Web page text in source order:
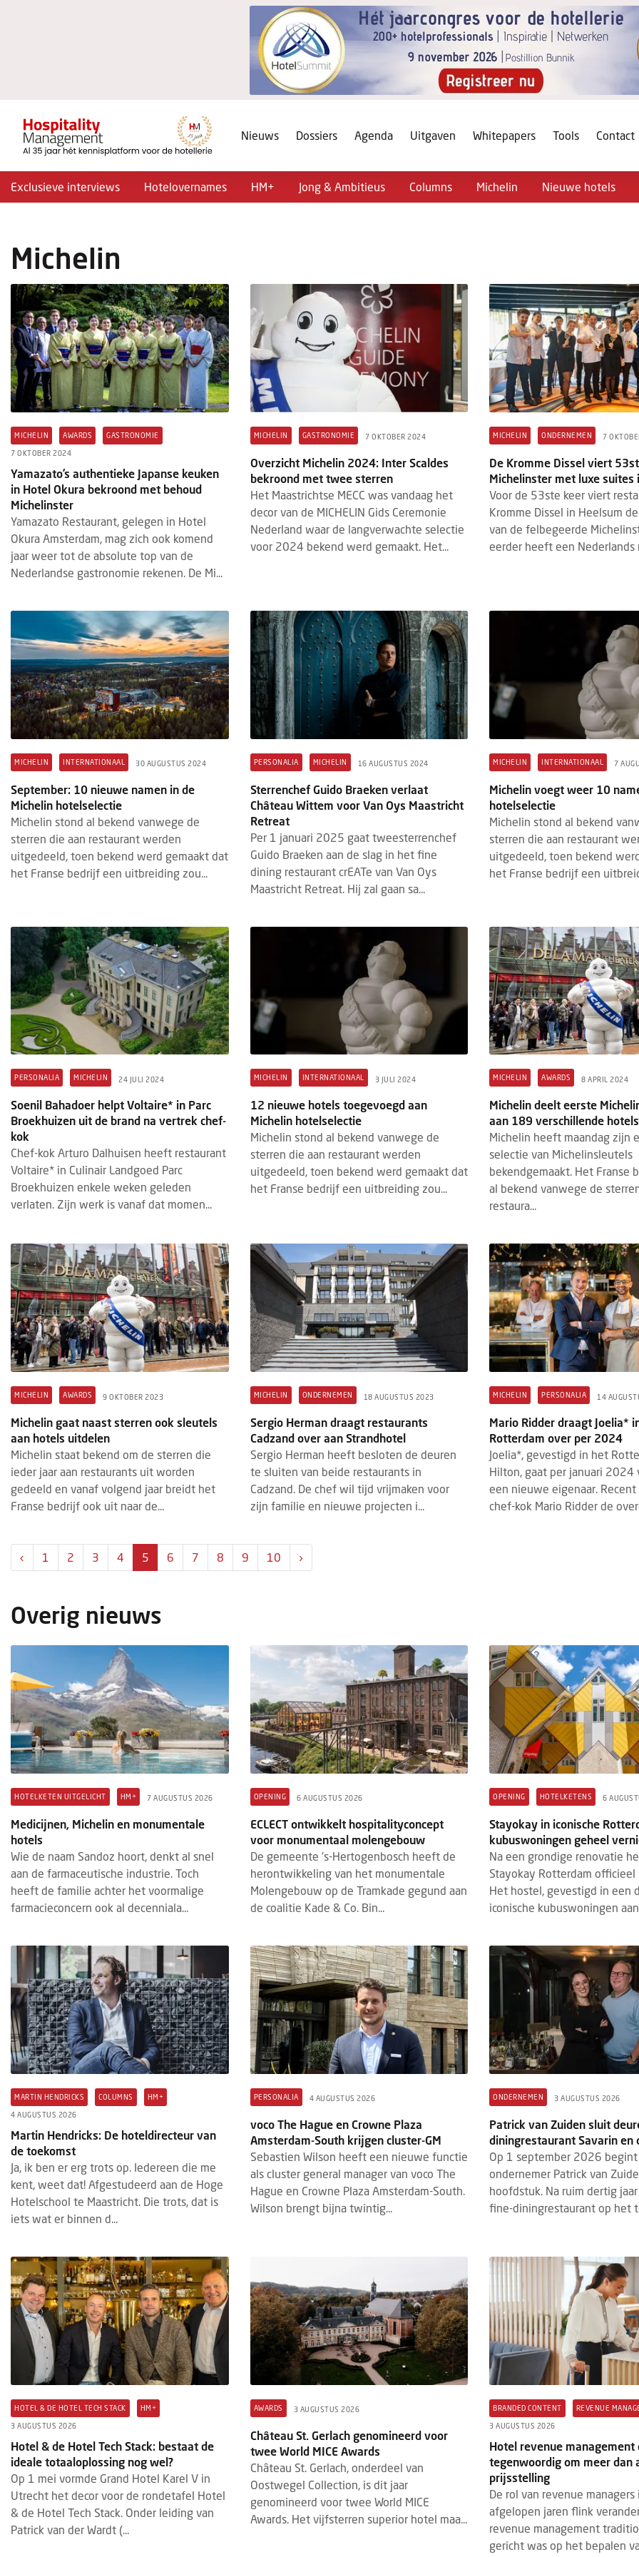
Nieuws Dossiers Agenda Uitgaven Whitepapers Tools Contact
Exclusieve interviews Hotelovernames HM+ Jong & Ambitieus Columns Michelin Nieuwe hotels
Michelin
MICHELIN AWARDS GASTRONOMIE
7 OKTOBER 2024
Yamazato’s authentieke Japanse keuken
in Hotel Okura bekroond met behoud
Michelinster
Yamazato Restaurant, gelegen in Hotel
Okura Amsterdam, mag zich ook komend
jaar weer tot de absolute top van de
Nederlandse gastronomie rekenen. De Mi...
MICHELIN GASTRONOMIE 7 OKTOBER 2024
Overzicht Michelin 2024: Inter Scaldes
bekroond met twee sterren
Het Maastrichtse MECC was vandaag het
decor van de MICHELIN Gids Ceremonie
Nederland waar de langverwachte selectie
voor 2024 bekend werd gemaakt. Het...
MICHELIN ONDERNEMEN 7
De Kromme Dissel viert
Michelinster met luxe suites
Voor de 53ste keer viert
Kromme Dissel in Heelsum
van de felbegeerde
eerder heeft een Nederlands
MICHELIN INTERNATIONAAL 30 AUGUSTUS 2024
September: 10 nieuwe namen in de
Michelin hotelselectie
Michelin stond al bekend vanwege de
sterren die aan restaurant werden
uitgedeeld, toen bekend werd gemaakt dat
het Franse bedrijf een uitbreiding zou...
PERSONALIA MICHELIN 16 AUGUSTUS 2024
Sterrenchef Guido Braeken verlaat
Château Wittem voor Van Oys Maastricht
Retreat
Per 1 januari 2025 gaat tweesterrenchef
Guido Braeken aan de slag in het fine
dining restaurant crEATe van Van Oys
Maastricht Retreat. Hij zal gaan sa...
MICHELIN INTERNATIONAAL 7
Michelin voegt weer 10
hotelselectie
Michelin stond al bekend
sterren die aan restaurant
uitgedeeld, toen bekend
het Franse bedrijf een
PERSONALIA MICHELIN 24 JULI 2024
Soenil Bahadoer helpt Voltaire* in Parc
Broekhuizen uit de brand na vertrek chef-
kok
Chef-kok Arturo Dalhuisen heeft restaurant
Voltaire* in Culinair Landgoed Parc
Broekhuizen enkele weken geleden
verlaten. Zijn werk is vanaf dat momen...
MICHELIN INTERNATIONAAL 3 JULI 2024
12 nieuwe hotels toegevoegd aan
Michelin hotelselectie
Michelin stond al bekend vanwege de
sterren die aan restaurant werden
uitgedeeld, toen bekend werd gemaakt dat
het Franse bedrijf een uitbreiding zou...
MICHELIN AWARDS 8 APRIL 2024
Michelin deelt eerste
aan 189 verschillende hotels
Michelin heeft maandag zijn
selectie van Michelinsleutels
bekendgemaakt. Het Franse
al bekend vanwege de
restaura...
MICHELIN AWARDS 9 OKTOBER 2023
Michelin gaat naast sterren ook sleutels
aan hotels uitdelen
Michelin staat bekend om de sterren die
ieder jaar aan restaurants uit worden
gedeeld en vanaf volgend jaar breidt het
Franse bedrijf ook uit naar de...
MICHELIN ONDERNEMEN 18 AUGUSTUS 2023
Sergio Herman draagt restaurants
Cadzand over aan Strandhotel
Sergio Herman heeft besloten de deuren
te sluiten van beide restaurants in
Cadzand. De chef wil tijd vrijmaken voor
zijn familie en nieuwe projecten i...
MICHELIN PERSONALIA 14
Mario Ridder draagt Joelia*
Rotterdam over per 2024
Joelia*, gevestigd in het
Hilton, gaat per januari 2024
een nieuwe eigenaar.
chef-kok Mario Ridder de
‹ 1 2 3 4 5 6 7 8 9 10 ›
Overig nieuws
HOTELKETEN UITGELICHT HM+ 7 AUGUSTUS 2026
Medicijnen, Michelin en monumentale
hotels
Wie de naam Sandoz hoort, denkt al snel
aan de farmaceutische industrie. Toch
heeft de familie achter het voormalige
farmacieconcern ook al decenniala...
OPENING 6 AUGUSTUS 2026
ECLECT ontwikkelt hospitalityconcept
voor monumentaal molengebouw
De gemeente ’s-Hertogenbosch heeft de
herontwikkeling van het monumentale
Molengebouw op de Tramkade gegund aan
de coalitie Kade & Co. Bin...
OPENING HOTELKETENS 6
Stayokay in iconische
kubuswoningen geheel
Na een grondige renovatie
Stayokay Rotterdam officieel
Het hostel, gevestigd in een
iconische kubuswoningen aan
MARTIN HENDRICKS COLUMNS HM+
4 AUGUSTUS 2026
Martin Hendricks: De hoteldirecteur van
de toekomst
Ja, ik ben er erg trots op. Iedereen die me
kent, weet dat! Afgestudeerd aan de Hoge
Hotelschool te Maastricht. Die trots, dat is
iets wat er binnen d...
PERSONALIA 4 AUGUSTUS 2026
voco The Hague en Crowne Plaza
Amsterdam-South krijgen cluster-GM
Sebastien Wilson heeft een nieuwe functie
als cluster general manager van voco The
Hague en Crowne Plaza Amsterdam-South.
Wilson brengt bijna twintig...
ONDERNEMEN 3 AUGUSTUS 2026
Patrick van Zuiden sluit
diningrestaurant Savarin en
Op 1 september 2026
ondernemer Patrick van
hoofdstuk. Na ruim dertig
fine-diningrestaurant op het
HOTEL & DE HOTEL TECH STACK HM+
3 AUGUSTUS 2026
Hotel & de Hotel Tech Stack: bestaat de
ideale totaaloplossing nog wel?
Op 1 mei vormde Grand Hotel Karel V in
Utrecht het decor voor de rondetafel Hotel
& de Hotel Tech Stack. Onder leiding van
Patrick van der Wardt (...
AWARDS 3 AUGUSTUS 2026
Château St. Gerlach genomineerd voor
twee World MICE Awards
Château St. Gerlach, onderdeel van
Oostwegel Collection, is dit jaar
genomineerd voor twee World MICE
Awards. Het vijfsterren superior hotel maa...
BRANDED CONTENT REVENUE
3 AUGUSTUS 2026
Hotel revenue management
tegenwoordig om meer dan
prijsstelling
De rol van revenue managers
afgelopen jaren flink
revenue management
gericht was op het bepalen
Stayokay in iconische Rotterdamse
kubuswoningen geheel vernieuwd
Na een grondige renovatie heropent
Stayokay Rotterdam officieel haar deuren.
Het hostel, gevestigd in een deel van de
iconische kubuswoningen aan de O...
3 AUGUSTUS 2026
Hotel & de Hotel Tech Stack: bestaat de
ideale totaaloplossing nog wel?
Op 1 mei vormde Grand Hotel Karel V in
Utrecht het decor voor de rondetafel Hotel
& de Hotel Tech Stack. Onder leiding van
Patrick van der Wardt (...
3 AUGUSTUS 2026
Hotel revenue
tegenwoordig om meer
prijsstelling
De rol van revenue
afgelopen jaren flink
revenue management
gericht was op het